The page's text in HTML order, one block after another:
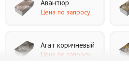
Авантюр
Цена по запросу
Агат коричневый
Цена по запросу